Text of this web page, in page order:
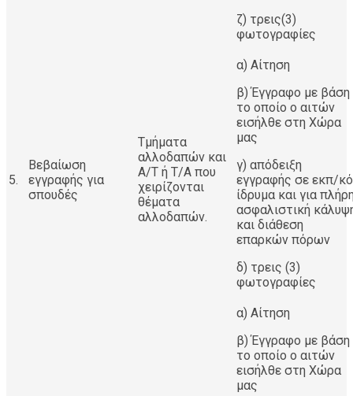
ζ) τρεις(3)
φωτογραφίες
5.
Βεβαίωση
εγγραφής για
σπουδές
Τμήματα
αλλοδαπών και
Α/Τ ή Τ/Α που
χειρίζονται
θέματα
αλλοδαπών.
α) Αίτηση
β) Έγγραφο με βάση
το οποίο ο αιτών
εισήλθε στη Χώρα
μας
γ) απόδειξη
εγγραφής σε εκπ/κό
ίδρυμα και για
ασφαλιστική
και διάθεση
επαρκών πόρων
δ) τρεις (3)
φωτογραφίες
α) Αίτηση
β) Έγγραφο με βάση
το οποίο ο αιτών
εισήλθε στη Χώρα
μας